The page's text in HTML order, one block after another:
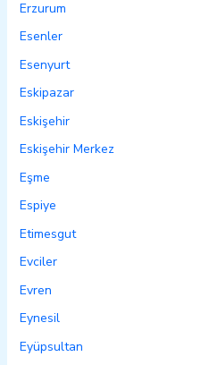
Erzurum
Esenler
Esenyurt
Eskipazar
Eskişehir
Eskişehir Merkez
Eşme
Espiye
Etimesgut
Evciler
Evren
Eynesil
Eyüpsultan